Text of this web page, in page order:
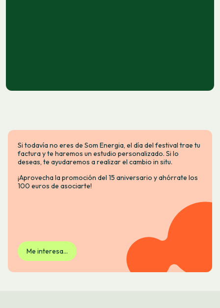
Si todavía no eres de Som Energia, el día del festival trae tu
factura y te haremos un estudio personalizado. Si lo
deseas, te ayudaremos a realizar el cambio in situ.
¡Aprovecha la promoción del 15 aniversario y ahórrate los
100 euros de asociarte!
Me interesa...